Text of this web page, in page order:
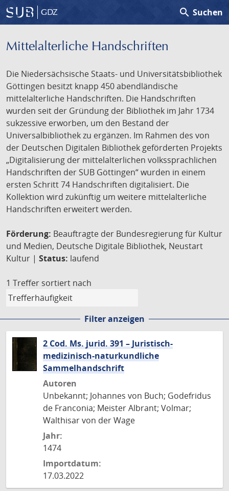
GDZ search Suchen
Mittelalterliche Handschriften
Die Niedersächsische Staats- und Universitätsbibliothek
Göttingen besitzt knapp 450 abendländische
mittelalterliche Handschriften. Die Handschriften
wurden seit der Gründung der Bibliothek im Jahr 1734
sukzessive erworben, um den Bestand der
Universalbibliothek zu ergänzen. Im Rahmen des von
der Deutschen Digitalen Bibliothek geförderten Projekts
„Digitalisierung der mittelalterlichen volkssprachlichen
Handschriften der SUB Göttingen“ wurden in einem
ersten Schritt 74 Handschriften digitalisiert. Die
Kollektion wird zukünftig um weitere mittelalterliche
Handschriften erweitert werden.
Förderung: Beauftragte der Bundesregierung für Kultur
und Medien, Deutsche Digitale Bibliothek, Neustart
Kultur | Status: laufend
1 Treffer sortiert nach
Filter anzeigen
2 Cod. Ms. jurid. 391 – Juristisch-
medizinisch-naturkundliche
Sammelhandschrift
Autoren
Unbekannt; Johannes von Buch; Godefridus
de Franconia; Meister Albrant; Volmar;
Walthisar von der Wage
Jahr:
1474
Importdatum:
17.03.2022